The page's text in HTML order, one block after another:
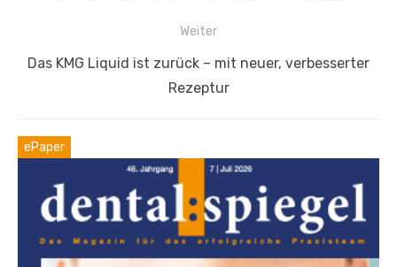
Weiter
Nächster
Das KMG Liquid ist zurück – mit neuer, verbesserter
Rezeptur
ePaper